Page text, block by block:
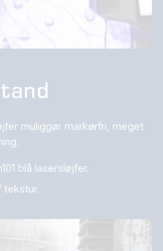
muliggør markørfri, meget
blå lasersløjfer.
tekstur.